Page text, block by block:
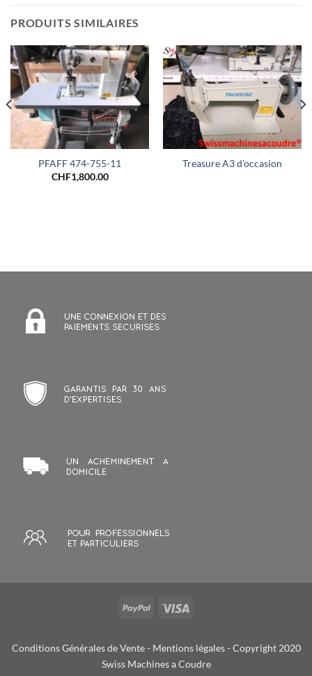
PRODUITS SIMILAIRES
PFAFF 474-755-11
CHF1,800.00
Treasure A3 d’occasion
Conditions Générales de Vente- Mentions légales- Copyright 2020
Swiss Machines a Coudre